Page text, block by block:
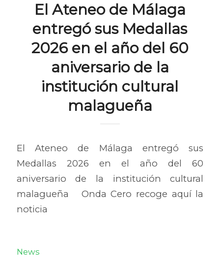
El Ateneo de Málaga
entregó sus Medallas
2026 en el año del 60
aniversario de la
institución cultural
malagueña
El Ateneo de Málaga entregó sus
Medallas 2026 en el año del 60
aniversario de la institución cultural
malagueña Onda Cero recoge aquí la
noticia
News